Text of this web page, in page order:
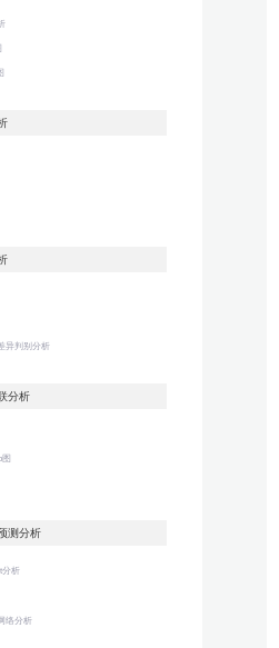
异判别分析
分析
测分析
分析
络分析